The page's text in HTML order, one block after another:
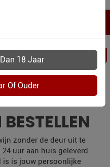
zonder de deur uit te
uur aan huis geleverd
is is jouw persoonlijke